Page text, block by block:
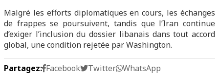
Malgré les efforts diplomatiques en cours, les échanges
de frappes se poursuivent, tandis que l’Iran continue
d’exiger l’inclusion du dossier libanais dans tout accord
global, une condition rejetée par Washington.
Partagez: Facebook Twitter WhatsApp